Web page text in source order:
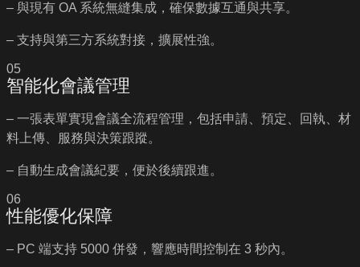
– 與現有 OA 系統無縫集成，確保數據互通與共享。
– 支持與第三方系統對接，擴展性強。
05
智能化會議管理
– 一張表單實現會議全流程管理，包括申請、預定、回執、材
料上傳、服務與決策跟蹤。
– 自動生成會議紀要，便於後續跟進。
06
性能優化保障
– PC 端支持 5000 併發，響應時間控制在 3 秒內。